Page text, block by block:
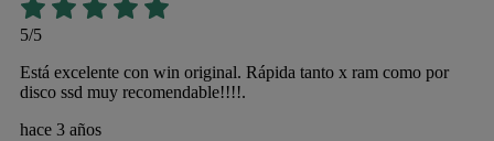
5/5
Está excelente con win original. Rápida tanto x ram como por
disco ssd muy recomendable!!!!.
hace 3 años